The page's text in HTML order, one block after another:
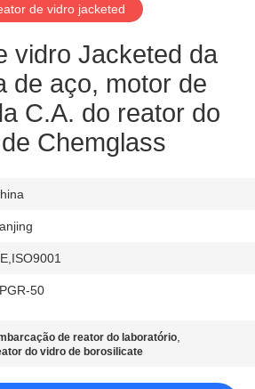
de vidro jacketed
vidro Jacketed da
de aço, motor de
C.A. do reator do
Chemglass
50
de reator do laboratório,
do vidro de borosilicate